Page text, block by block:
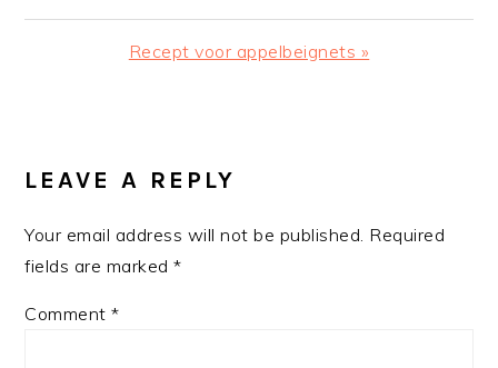
Post:
Next
Recept voor appelbeignets »
INTERACTIONS
LEAVE A REPLY
Your email address will not be published. Required
fields are marked*
Comment*